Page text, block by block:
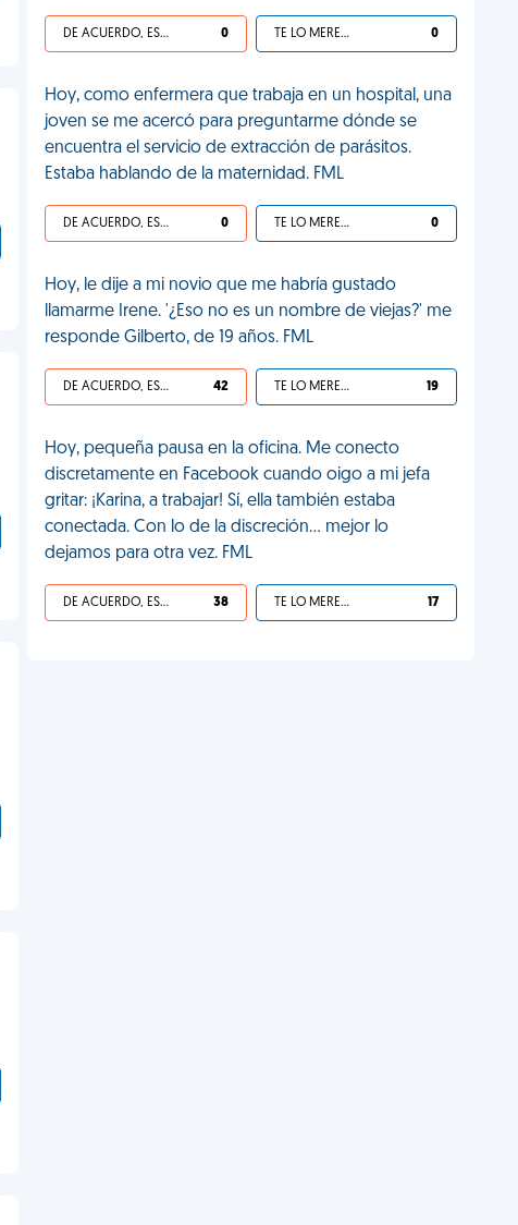
DE ACUERDO, ES UNA VIDA HP 0 TE LO MERECES 0
Hoy, como enfermera que trabaja en un hospital, una
joven se me acercó para preguntarme dónde se
encuentra el servicio de extracción de parásitos.
Estaba hablando de la maternidad. FML
DE ACUERDO, ES UNA VIDA HP 0 TE LO MERECES 0
Hoy, le dije a mi novio que me habría gustado
llamarme Irene. '¿Eso no es un nombre de viejas?' me
responde Gilberto, de 19 años. FML
DE ACUERDO, ES UNA VIDA HP 42 TE LO MERECES 19
Hoy, pequeña pausa en la oficina. Me conecto
discretamente en Facebook cuando oigo a mi jefa
gritar: ¡Karina, a trabajar! Sí, ella también estaba
conectada. Con lo de la discreción... mejor lo
dejamos para otra vez. FML
DE ACUERDO, ES UNA VIDA HP 38 TE LO MERECES 17